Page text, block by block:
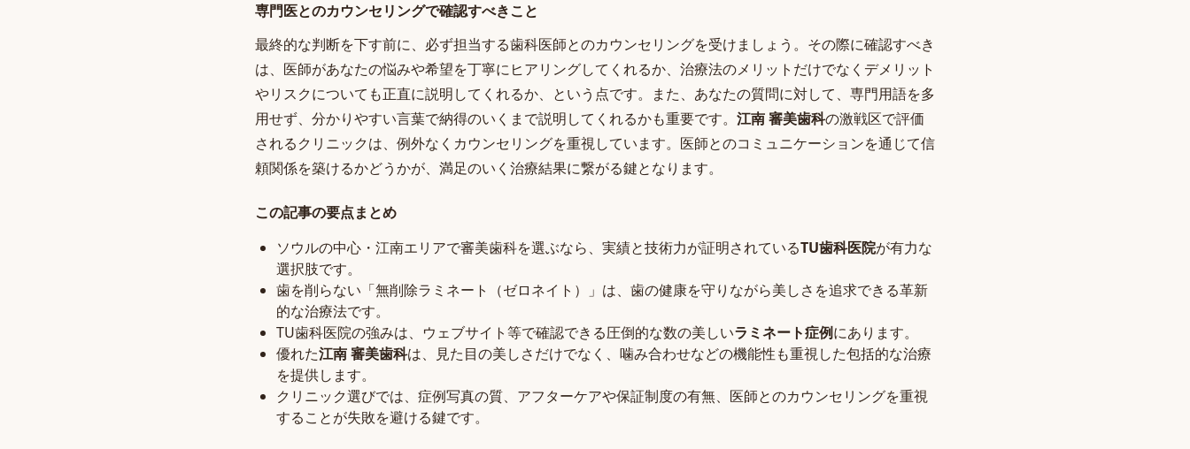
専門医とのカウンセリングで確認すべきこと
最終的な判断を下す前に、必ず担当する歯科医師とのカウンセリングを受けましょう。その際に確認すべき
は、医師があなたの悩みや希望を丁寧にヒアリングしてくれるか、治療法のメリットだけでなくデメリット
やリスクについても正直に説明してくれるか、という点です。また、あなたの質問に対して、専門用語を多
用せず、分かりやすい言葉で納得のいくまで説明してくれるかも重要です。 江南 審美歯科の激戦区で評価
されるクリニックは、例外なくカウンセリングを重視しています。医師とのコミュニケーションを通じて信
頼関係を築けるかどうかが、満足のいく治療結果に繋がる鍵となります。
この記事の要点まとめ
ソウルの中心・江南エリアで審美歯科を選ぶなら、実績と技術力が証明されているTU歯科医院が有力な
選択肢です。
歯を削らない「無削除ラミネート（ゼロネイト）」は、歯の健康を守りながら美しさを追求できる革新
的な治療法です。
TU歯科医院の強みは、ウェブサイト等で確認できる圧倒的な数の美しいラミネート症例にあります。
優れた江南 審美歯科は、見た目の美しさだけでなく、噛み合わせなどの機能性も重視した包括的な治療
を提供します。
クリニック選びでは、症例写真の質、アフターケアや保証制度の有無、医師とのカウンセリングを重視
することが失敗を避ける鍵です。